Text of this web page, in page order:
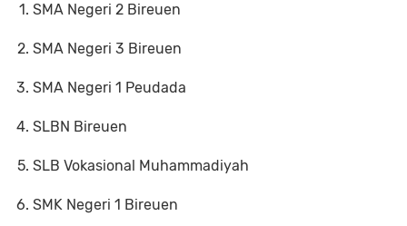
SMA Negeri 2 Bireuen
SMA Negeri 3 Bireuen
SMA Negeri 1 Peudada
SLBN Bireuen
SLB Vokasional Muhammadiyah
SMK Negeri 1 Bireuen